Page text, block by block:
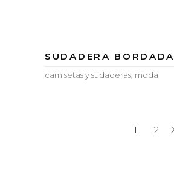
SUDADERA BORDADA
camisetas y sudaderas, moda
1 2